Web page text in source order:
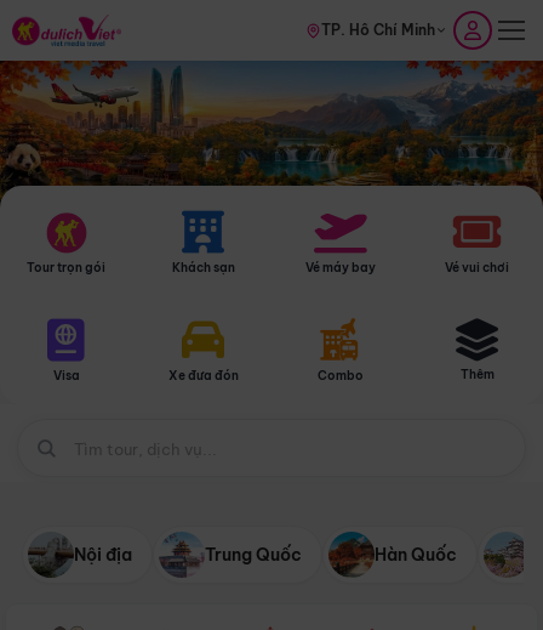
TP. Hồ Chí Minh
Tour trọn gói Khách sạn Vé máy bay Vé vui chơi
Visa Xe đưa đón Combo Thêm
Nội địa Trung Quốc Hàn Quốc